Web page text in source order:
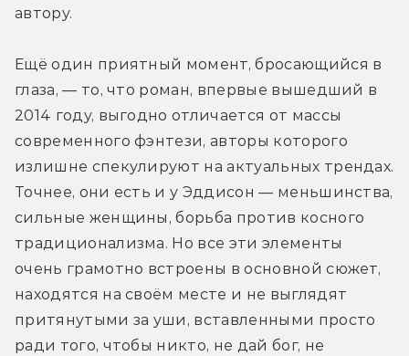
автору.
Ещё один приятный момент, бросающийся в
глаза, — то, что роман, впервые вышедший в
2014 году, выгодно отличается от массы
современного фэнтези, авторы которого
излишне спекулируют на актуальных трендах.
Точнее, они есть и у Эддисон — меньшинства,
сильные женщины, борьба против косного
традиционализма. Но все эти элементы
очень грамотно встроены в основной сюжет,
находятся на своём месте и не выглядят
притянутыми за уши, вставленными просто
ради того, чтобы никто, не дай бог, не